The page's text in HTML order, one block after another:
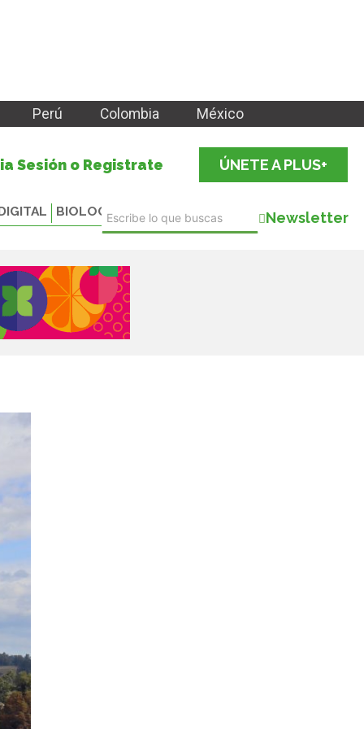
Perú Colombia México
Sesión o Registrate ÚNETE A PLUS+
BIOLOGICALS Newsletter